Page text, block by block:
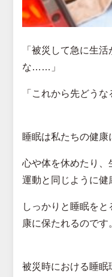
「被災して急に生
な……」
「これから先どう
睡眠は私たちの健康
心や体を休めたり
運動と同じように健
しっかりと睡眠を
康に保たれるのです
被災時における睡眠